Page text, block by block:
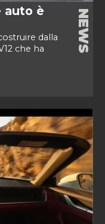
auto è
dalla
che ha
NEWS